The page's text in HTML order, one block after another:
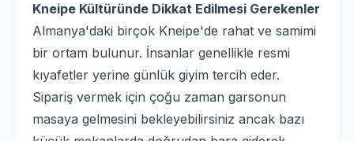
Kneipe Kültüründe Dikkat Edilmesi Gerekenler
Almanya'daki birçok Kneipe'de rahat ve samimi
bir ortam bulunur. İnsanlar genellikle resmi
kıyafetler yerine günlük giyim tercih eder.
Sipariş vermek için çoğu zaman garsonun
masaya gelmesini bekleyebilirsiniz ancak bazı